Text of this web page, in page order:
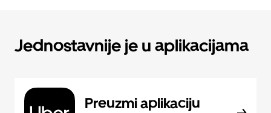
Jednostavnije je u aplikacijama
Preuzmi aplikaciju